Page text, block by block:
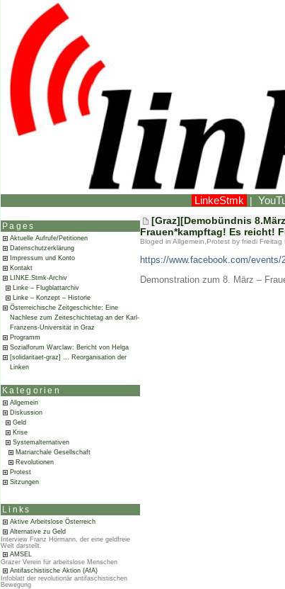
LinkeStmk |
Pages
Aktuelle Aufrufe/Petitionen
Datenschutzerklärung
Impressum und Konto
Kontakt
LINKE.Stmk-Archiv
Linke – Flugblattarchiv
Linke – Konzept – Historie
Österreichische Zeitgeschichte: Eine
Nachlese zum Zeiteschichtetag an der Karl-
Franzens-Universität in Graz
Programm
Sozialforum Warclaw: Bericht von Helga
[solidaritaet-graz] … Reorganisation der
Linken
Kategorien
Allgemein
Diskussion
Geld
Krise
Systemalternativen
Matriarchale Gesellschaft
Revolutionen
Protest
Sitzungen
Links
Aktive Arbeitslose Österreich
Alternative zu Geld
Interview Franz Hörmann, der eine geldfreie
Welt darstellt.
AMSEL
Grazer Verein für arbeitslose Menschen
Antifaschistische Aktion (AfA)
Infoblatt der revolutionär antifaschistischen
Bewegung
[Graz][Demobündnis
Frauen*kampftag! Es reicht!
Bloged in Allgemein Protest by friedi Freitag
https://www.facebook.com/events/
Demonstration zum 8. März –